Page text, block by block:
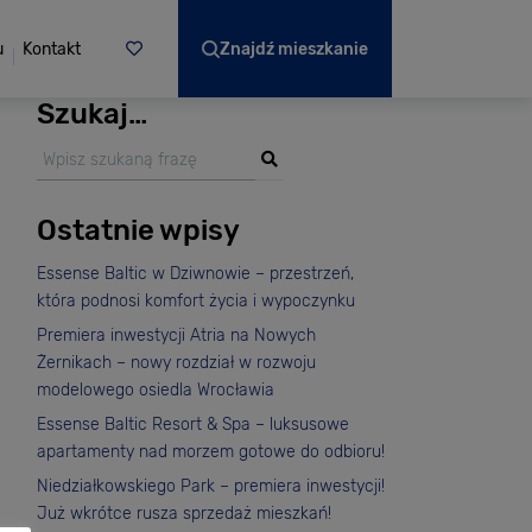
Kontakt Znajdź mieszkanie
Szukaj…
Ostatnie wpisy
Essense Baltic w Dziwnowie – przestrzeń,
która podnosi komfort życia i wypoczynku
Premiera inwestycji Atria na Nowych
Żernikach – nowy rozdział w rozwoju
modelowego osiedla Wrocławia
Essense Baltic Resort & Spa – luksusowe
apartamenty nad morzem gotowe do odbioru!
Niedziałkowskiego Park – premiera inwestycji!
Już wkrótce rusza sprzedaż mieszkań!